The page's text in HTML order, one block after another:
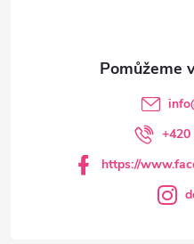
info
+420
https://